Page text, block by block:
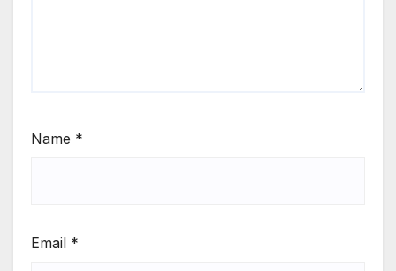
Name *
Email *